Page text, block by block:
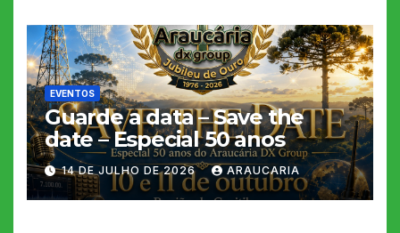
EVENTOS
Guarde a data – Save the
date – Especial 50 anos
14 DE JULHO DE 2026 ARAUCARIA